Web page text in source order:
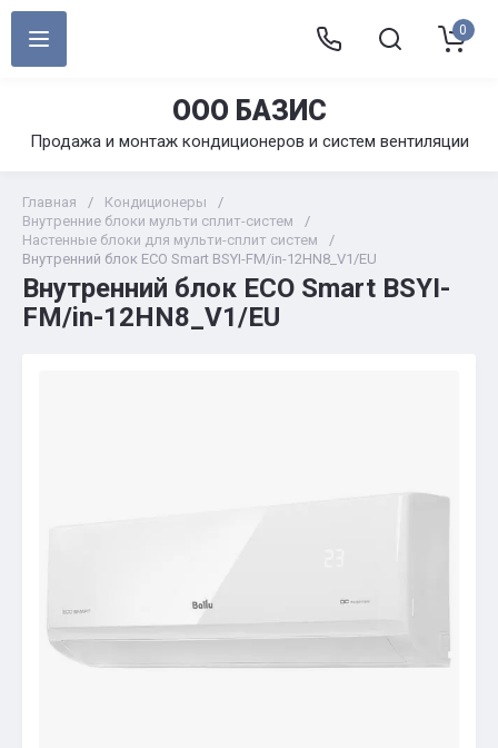
ООО БАЗИС
Продажа и монтаж кондиционеров и систем вентиляции
0
Главная / Кондиционеры
/
Внутренние блоки мульти сплит-систем
/
Настенные блоки для мульти-сплит систем
/
Внутренний блок ECO Smart BSYI-FM/in-12HN8_V1/EU
Внутренний блок ECO Smart BSYI-
FM/in-12HN8_V1/EU